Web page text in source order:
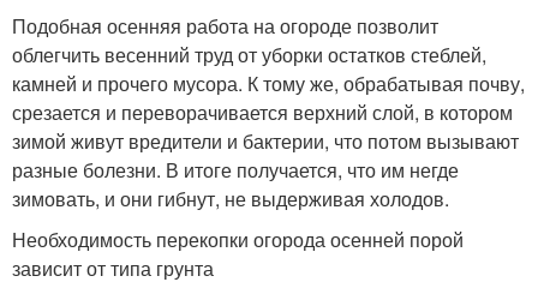
Подобная осенняя работа на огороде позволит
облегчить весенний труд от уборки остатков стеблей,
камней и прочего мусора. К тому же, обрабатывая почву,
срезается и переворачивается верхний слой, в котором
зимой живут вредители и бактерии, что потом вызывают
разные болезни. В итоге получается, что им негде
зимовать, и они гибнут, не выдерживая холодов.
Необходимость перекопки огорода осенней порой
зависит от типа грунта